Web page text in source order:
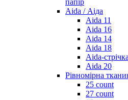
Aida / Аіда
Aida 11
Aida 16
Aida 14
Aida 18
Aida-стрічка
Aida 20
Рівномірна
25 count
27 count